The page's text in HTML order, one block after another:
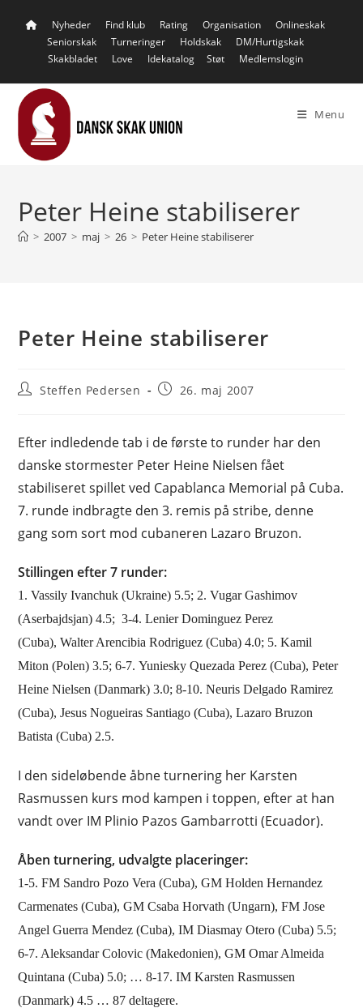
Nyheder Find klub Rating Organisation
Onlineskak
Seniorskak
Turneringer Holdskak
DM/Hurtigskak
Skakbladet
Love Idekatalog Støt Medlemslogin
Menu
Peter Heine stabiliserer
> 2007 > maj > 26 > Peter Heine stabiliserer
Peter Heine stabiliserer
PostSteffen Pedersen
Post26. maj 2007
Efter indledende tab i de første to runder har den
danske stormester Peter Heine Nielsen fået
stabiliseret spillet ved Capablanca Memorial på Cuba.
7. runde indbragte den 3. remis på stribe, denne
gang som sort mod cubaneren Lazaro Bruzon.
Stillingen efter 7 runder:
1. Vassily Ivanchuk (Ukraine) 5.5; 2. Vugar Gashimov
(Aserbajdsjan) 4.5; 3-4. Lenier Dominguez Perez
(Cuba), Walter Arencibia Rodriguez (Cuba) 4.0; 5. Kamil
Miton (Polen) 3.5; 6-7. Yuniesky Quezada Perez (Cuba), Peter
Heine Nielsen (Danmark) 3.0; 8-10. Neuris Delgado Ramirez
(Cuba), Jesus Nogueiras Santiago (Cuba), Lazaro Bruzon
Batista (Cuba) 2.5.
I den sideløbende åbne turnering her Karsten
Rasmussen kurs mod kampen i toppen, efter at han
vandt over IM Plinio Pazos Gambarrotti (Ecuador).
Åben turnering, udvalgte placeringer:
1-5. FM Sandro Pozo Vera (Cuba), GM Holden Hernandez
Carmenates (Cuba), GM Csaba Horvath (Ungarn), FM Jose
Angel Guerra Mendez (Cuba), IM Diasmay Otero (Cuba) 5.5;
6-7. Aleksandar Colovic (Makedonien), GM Omar Almeida
Quintana (Cuba) 5.0; … 8-17. IM Karsten Rasmussen
(Danmark) 4.5 … 87 deltagere.